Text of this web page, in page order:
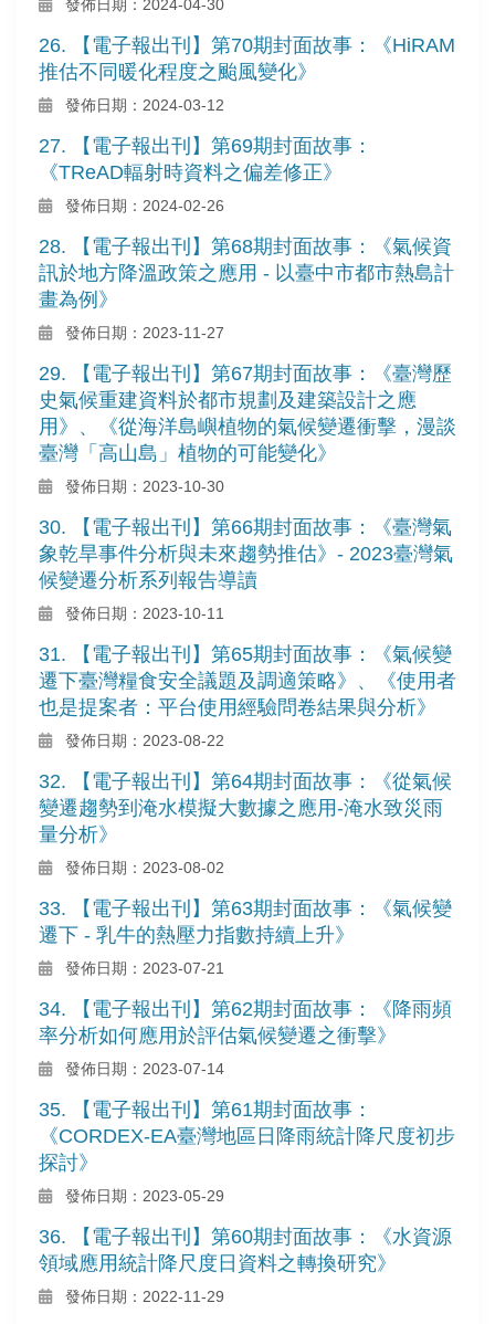
發佈日期：2024-04-30
26. 【電子報出刊】第70期封面故事：《HiRAM
推估不同暖化程度之颱風變化》
發佈日期：2024-03-12
27. 【電子報出刊】第69期封面故事：
《TReAD輻射時資料之偏差修正》
發佈日期：2024-02-26
28. 【電子報出刊】第68期封面故事：《氣候資
訊於地方降溫政策之應用 - 以臺中市都市熱島計
畫為例》
發佈日期：2023-11-27
29. 【電子報出刊】第67期封面故事：《臺灣歷
史氣候重建資料於都市規劃及建築設計之應
用》、《從海洋島嶼植物的氣候變遷衝擊，漫談
臺灣「高山島」植物的可能變化》
發佈日期：2023-10-30
30. 【電子報出刊】第66期封面故事：《臺灣氣
象乾旱事件分析與未來趨勢推估》- 2023臺灣氣
候變遷分析系列報告導讀
發佈日期：2023-10-11
31. 【電子報出刊】第65期封面故事：《氣候變
遷下臺灣糧食安全議題及調適策略》、《使用者
也是提案者：平台使用經驗問卷結果與分析》
發佈日期：2023-08-22
32. 【電子報出刊】第64期封面故事：《從氣候
變遷趨勢到淹水模擬大數據之應用-淹水致災雨
量分析》
發佈日期：2023-08-02
33. 【電子報出刊】第63期封面故事：《氣候變
遷下 - 乳牛的熱壓力指數持續上升》
發佈日期：2023-07-21
34. 【電子報出刊】第62期封面故事：《降雨頻
率分析如何應用於評估氣候變遷之衝擊》
發佈日期：2023-07-14
35. 【電子報出刊】第61期封面故事：
《CORDEX-EA臺灣地區日降雨統計降尺度初步
探討》
發佈日期：2023-05-29
36. 【電子報出刊】第60期封面故事：《水資源
領域應用統計降尺度日資料之轉換研究》
發佈日期：2022-11-29